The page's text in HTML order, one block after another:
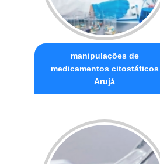
manipulações de
medicamentos citostáticos
Arujá